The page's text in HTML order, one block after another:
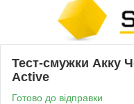
Тест-смужки Акку
Active
Готово до відправки